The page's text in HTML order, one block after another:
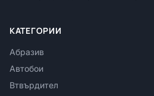
КАТЕГОРИИ
Абразив
Автобои
Втвърдител